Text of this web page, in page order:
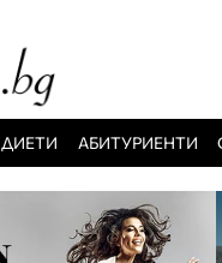
ДИЕТИ АБИТУРИЕНТИ